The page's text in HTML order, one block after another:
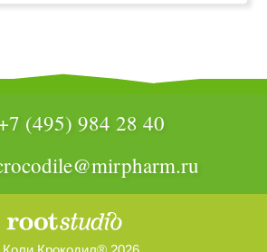
(495) 984 28 40